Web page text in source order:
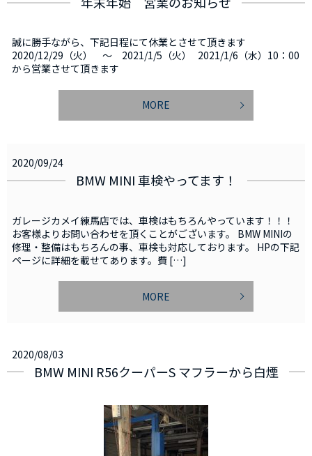
誠に勝手ながら、下記日程にて休業とさせて頂きます
2020/12/29（火） ～ 2021/1/5（火） 2021/1/6（水）10：00
から営業させて頂きます
MORE
2020/09/24
BMW MINI 車検やってます！
ガレージカメイ練馬店では、車検はもちろんやっています！！！
お客様よりお問い合わせを頂くことがございます。 BMW MINIの
修理・整備はもちろんの事、車検も対応しております。 HPの下記
ページに詳細を載せてあります。費 […]
MORE
2020/08/03
BMW MINI R56クーパーS マフラーから白煙